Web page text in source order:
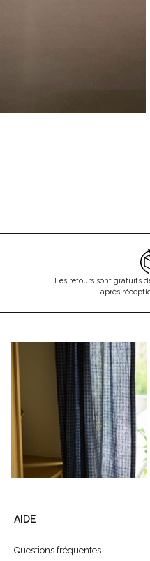
Les retours sont gratuits
après
AIDE
Questions fréquentes